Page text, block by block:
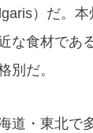
）だ。
な食材であ
別だ。
道・東北で